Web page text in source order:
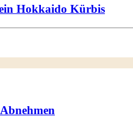
Hokkaido Kürbis